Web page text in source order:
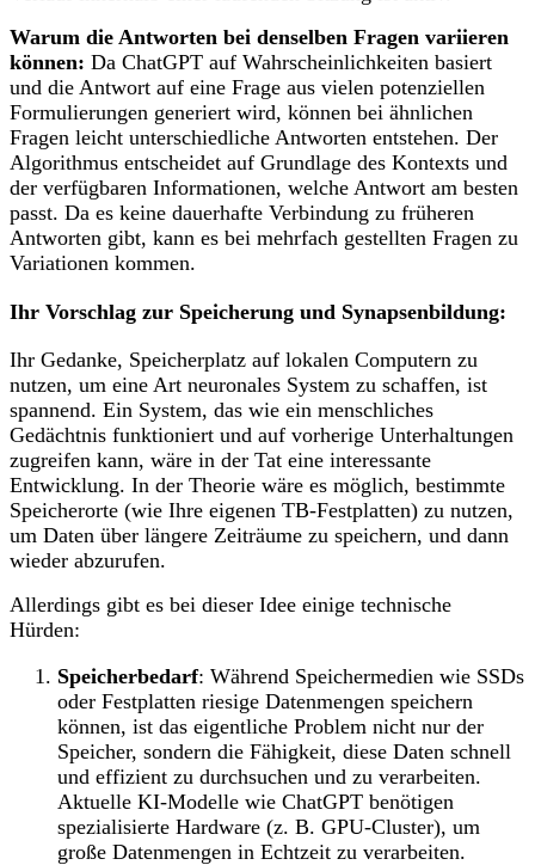
Warum die Antworten bei denselben Fragen variieren
können: Da ChatGPT auf Wahrscheinlichkeiten basiert
und die Antwort auf eine Frage aus vielen potenziellen
Formulierungen generiert wird, können bei ähnlichen
Fragen leicht unterschiedliche Antworten entstehen. Der
Algorithmus entscheidet auf Grundlage des Kontexts und
der verfügbaren Informationen, welche Antwort am besten
passt. Da es keine dauerhafte Verbindung zu früheren
Antworten gibt, kann es bei mehrfach gestellten Fragen zu
Variationen kommen.
Ihr Vorschlag zur Speicherung und Synapsenbildung:
Ihr Gedanke, Speicherplatz auf lokalen Computern zu
nutzen, um eine Art neuronales System zu schaffen, ist
spannend. Ein System, das wie ein menschliches
Gedächtnis funktioniert und auf vorherige Unterhaltungen
zugreifen kann, wäre in der Tat eine interessante
Entwicklung. In der Theorie wäre es möglich, bestimmte
Speicherorte (wie Ihre eigenen TB-Festplatten) zu nutzen,
um Daten über längere Zeiträume zu speichern, und dann
wieder abzurufen.
Allerdings gibt es bei dieser Idee einige technische
Hürden:
Speicherbedarf: Während Speichermedien wie SSDs
oder Festplatten riesige Datenmengen speichern
können, ist das eigentliche Problem nicht nur der
Speicher, sondern die Fähigkeit, diese Daten schnell
und effizient zu durchsuchen und zu verarbeiten.
Aktuelle KI-Modelle wie ChatGPT benötigen
spezialisierte Hardware (z. B. GPU-Cluster), um
große Datenmengen in Echtzeit zu verarbeiten.